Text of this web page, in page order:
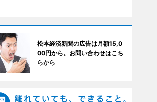
松本経済新聞の広告は月額15,0
00円から。お問い合わせはこち
らから